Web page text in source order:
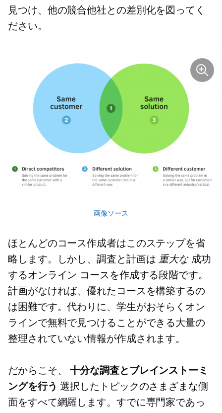
見つけ、他の競合他社との差別化を図ってく
ださい。
画像ソース
ほとんどのコース作成者はこのステップを省
略します。しかし、調査と計画は 重大な成功
するオンライン コースを作成する段階です。
計画がなければ、優れたコースを構築するの
は困難です。代わりに、学生がおそらくオン
ラインで無料で見つけることができる大量の
整理されていない情報が作成されます。
だからこそ、十分な調査とブレインストーミ
ングを行う 選択したトピックのさまざまな側
面をすべて網羅します。すでに専門家であっ